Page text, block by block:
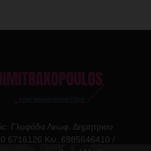
Γλυφάδα Λεωφ. Δημητριου
6716126 Κιν. 6985646410 /